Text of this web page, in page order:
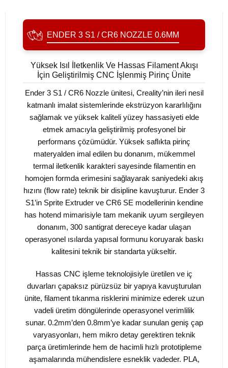
ENDER 3 S1 / CR6 NOZZLE 0.6MM
Yüksek Isıl İletkenlik Ve Hassas Filament Akışı
İçin Geliştirilmiş CNC İşlenmiş Pirinç Ünite
Ender 3 S1 / CR6 Nozzle ünitesi, Creality’nin ileri nesil
katmanlı imalat sistemlerinde ekstrüzyon kararlılığını
sağlamak ve yüksek kaliteli yüzey hassasiyeti elde
etmek amacıyla geliştirilmiş profesyonel bir
performans çözümüdür. Yüksek saflıkta pirinç
materyalden imal edilen bu donanım, mükemmel
termal iletkenlik karakteri sayesinde filamentin en
homojen formda erimesini sağlayarak saniyedeki akış
hızını (flow rate) teknik bir disipline kavuşturur. Ender 3
S1’in Sprite Extruder ve CR6 SE modellerinin kendine
has hotend mimarisiyle tam mekanik uyum sergileyen
donanım, 300 santigrat dereceye kadar ulaşan
operasyonel ısılarda yapısal formunu koruyarak baskı
kalitesini teknik bir standarta yükseltir.
Hassas CNC işleme teknolojisiyle üretilen ve iç
duvarları çapaksız pürüzsüz bir yapıya kavuşturulan
ünite, filament tıkanma risklerini minimize ederek uzun
vadeli üretim döngülerinde operasyonel verimlilik
sunar. 0.2mm’den 0.8mm’ye kadar sunulan geniş çap
varyasyonları, hem mikro detay gerektiren teknik
parça üretimlerinde hem de hacimli hızlı prototipleme
aşamalarında mühendislere esneklik vadeder. PLA,